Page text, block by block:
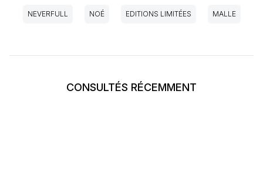
NEVERFULL NOÉ EDITIONS LIMITÉES MALLE
CONSULTÉS RÉCEMMENT